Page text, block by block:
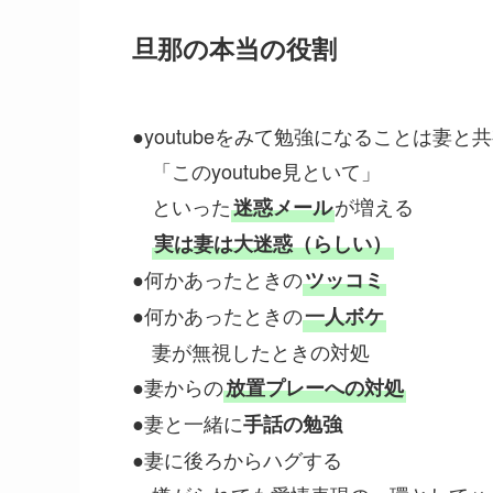
旦那の本当の役割
●youtubeをみて勉強になることは妻と
「このyoutube見といて」
といった迷惑メールが増える
実は妻は大迷惑（らしい）
●何かあったときのツッコミ
●何かあったときの一人ボケ
妻が無視したときの対処
●妻からの放置プレーへの対処
●妻と一緒に手話の勉強
●妻に後ろからハグする